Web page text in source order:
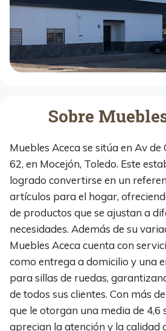
Sobre
Muebles Aceca se sitúa en Av
62, en Mocejón, Toledo. Este
logrado convertirse en un
artículos para el hogar,
de productos que se ajustan a
necesidades. Además de su
Muebles Aceca cuenta con
como entrega a domicilio y una
para sillas de ruedas,
de todos sus clientes. Con más
que le otorgan una media de 4,6
aprecian la atención y la calidad